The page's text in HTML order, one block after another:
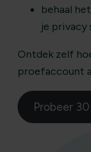
behaal
je privacy
Ontdek zelf
proefaccount
Probeer